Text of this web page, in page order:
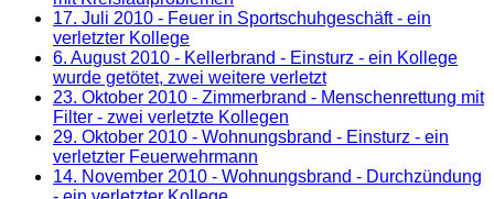
17. Juli 2010 - Feuer in Sportschuhgeschäft - ein
verletzter Kollege
6. August 2010 - Kellerbrand - Einsturz - ein Kollege
wurde getötet, zwei weitere verletzt
23. Oktober 2010 - Zimmerbrand - Menschenrettung mit
Filter - zwei verletzte Kollegen
29. Oktober 2010 - Wohnungsbrand - Einsturz - ein
verletzter Feuerwehrmann
14. November 2010 - Wohnungsbrand - Durchzündung